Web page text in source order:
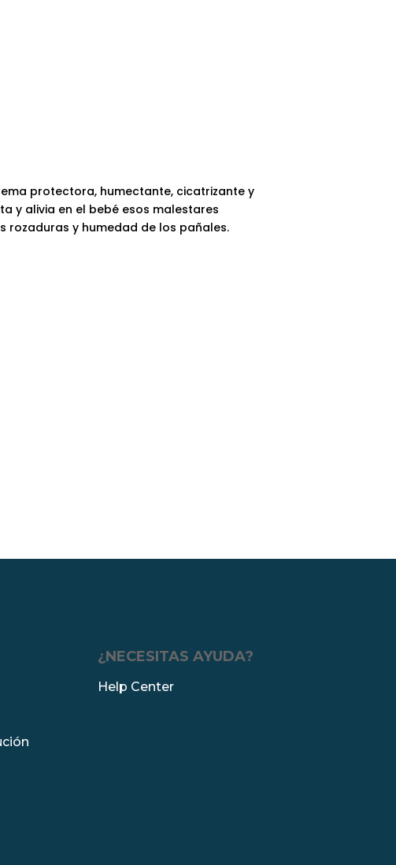
protectora, humectante, cicatrizante y
y alivia en el bebé esos malestares
rozaduras y humedad de los pañales.
¿NECESITAS AYUDA?
Help Center